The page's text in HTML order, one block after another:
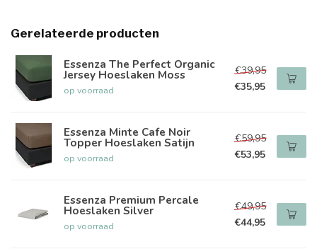
Gerelateerde producten
Essenza The Perfect Organic
Jersey Hoeslaken Moss
op voorraad
€39,95
€35,95
Essenza Minte Cafe Noir
Topper Hoeslaken Satijn
op voorraad
€59,95
€53,95
Essenza Premium Percale
Hoeslaken Silver
op voorraad
€49,95
€44,95